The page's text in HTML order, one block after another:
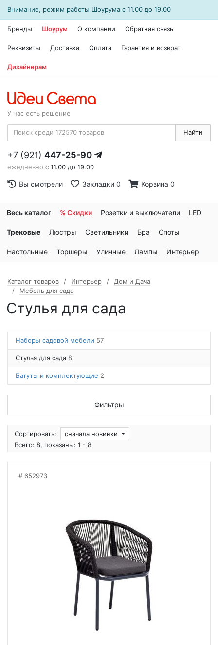
Внимание, режим работы Шоурума с 11.00 до 19.00
Бренды Шоурум О компании Обратная связь
Реквизиты Доставка Оплата Гарантия и возврат
Дизайнерам
У нас есть решение
Найти
+7 (921) 447-25-90
ежедневно с 11.00 до 19.00
Вы смотрели Закладки 0 Корзина 0
Весь каталог % Скидки Розетки и выключатели LED
Трековые Люстры Светильники Бра Споты
Настольные Торшеры Уличные Лампы Интерьер
Каталог товаров Интерьер
Дом и Дача
Мебель для сада
Стулья для сада
Наборы садовой мебели 57
Стулья для сада 8
Батуты и комплектующие 2
Фильтры
Сортировать:
сначала новинки
Всего: 8, показаны: 1 - 8
652973